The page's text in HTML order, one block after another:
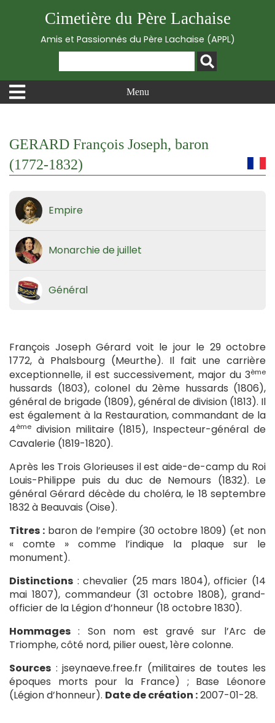
Cimetière du Père Lachaise
Amis et Passionnés du Père Lachaise (APPL)
Menu
GERARD François Joseph, baron
(1772-1832)
Empire
Monarchie de juillet
Général
François Joseph Gérard voit le jour le 29 octobre
1772, à Phalsbourg (Meurthe). Il fait une carrière
exceptionnelle, il est successivement, major du 3ème
hussards (1803), colonel du 2ème hussards (1806),
général de brigade (1809), général de division (1813). Il
est également à la Restauration, commandant de la
4ème division militaire (1815), Inspecteur-général de
Cavalerie (1819-1820).
Après les Trois Glorieuses il est aide-de-camp du Roi
Louis-Philippe puis du duc de Nemours (1832). Le
général Gérard décède du choléra, le 18 septembre
1832 à Beauvais (Oise).
Titres : baron de l’empire (30 octobre 1809) (et non
« comte » comme l’indique la plaque sur le
monument).
Distinctions : chevalier (25 mars 1804), officier (14
mai 1807), commandeur (31 octobre 1808), grand-
officier de la Légion d’honneur (18 octobre 1830).
Hommages : Son nom est gravé sur l’Arc de
Triomphe, côté nord, pilier ouest, 1ère colonne.
Sources : jseynaeve.free.fr (militaires de toutes les
époques morts pour la France) ; Base Léonore
(Légion d’honneur). Date de création :2007-01-28.